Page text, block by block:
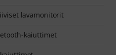
lavamonitorit
kaiuttimet